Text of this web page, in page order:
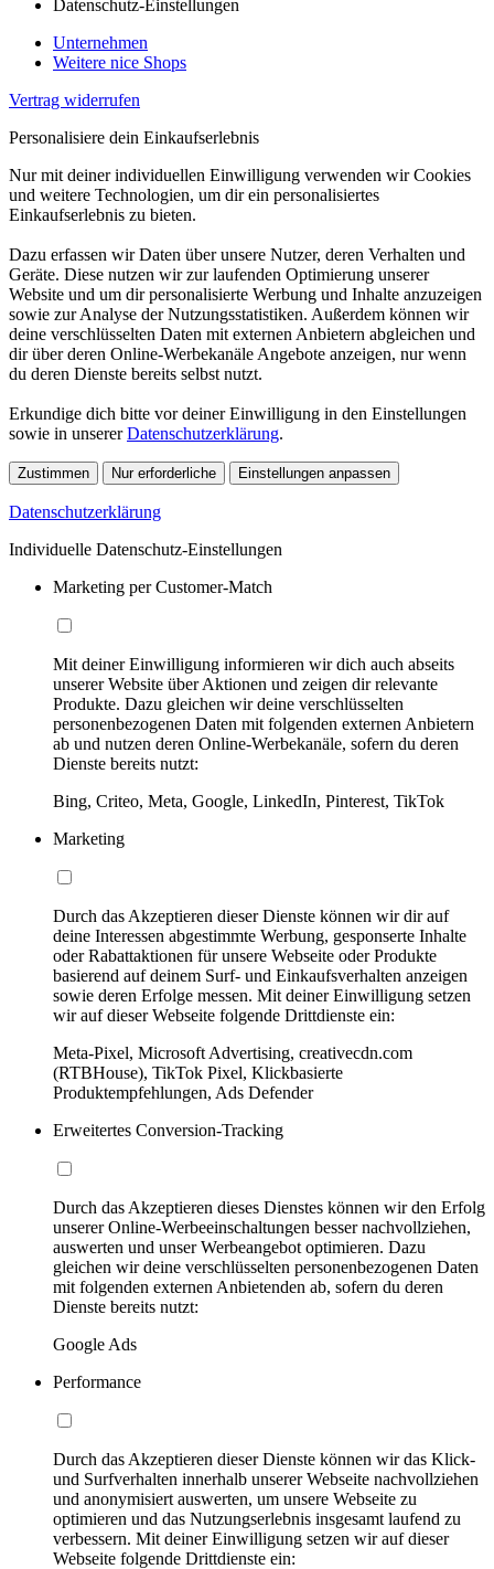
Datenschutz-Einstellungen
Unternehmen
Weitere nice Shops
Vertrag widerrufen
Personalisiere dein Einkaufserlebnis
Nur mit deiner individuellen Einwilligung verwenden wir Cookies
und weitere Technologien, um dir ein personalisiertes
Einkaufserlebnis zu bieten.
Dazu erfassen wir Daten über unsere Nutzer, deren Verhalten und
Geräte. Diese nutzen wir zur laufenden Optimierung unserer
Website und um dir personalisierte Werbung und Inhalte anzuzeigen
sowie zur Analyse der Nutzungsstatistiken. Außerdem können wir
deine verschlüsselten Daten mit externen Anbietern abgleichen und
dir über deren Online-Werbekanäle Angebote anzeigen, nur wenn
du deren Dienste bereits selbst nutzt.
Erkundige dich bitte vor deiner Einwilligung in den Einstellungen
sowie in unsererDatenschutzerklärung.
Zustimmen Nur erforderliche Einstellungen anpassen
Datenschutzerklärung
Individuelle Datenschutz-Einstellungen
Marketing per Customer-Match
Mit deiner Einwilligung informieren wir dich auch abseits
unserer Website über Aktionen und zeigen dir relevante
Produkte. Dazu gleichen wir deine verschlüsselten
personenbezogenen Daten mit folgenden externen Anbietern
ab und nutzen deren Online-Werbekanäle, sofern du deren
Dienste bereits nutzt:
Bing, Criteo, Meta, Google, LinkedIn, Pinterest, TikTok
Marketing
Durch das Akzeptieren dieser Dienste können wir dir auf
deine Interessen abgestimmte Werbung, gesponserte Inhalte
oder Rabattaktionen für unsere Webseite oder Produkte
basierend auf deinem Surf- und Einkaufsverhalten anzeigen
sowie deren Erfolge messen. Mit deiner Einwilligung setzen
wir auf dieser Webseite folgende Drittdienste ein:
Meta-Pixel, Microsoft Advertising, creativecdn.com
(RTBHouse), TikTok Pixel, Klickbasierte
Produktempfehlungen, Ads Defender
Erweitertes Conversion-Tracking
Durch das Akzeptieren dieses Dienstes können wir den Erfolg
unserer Online-Werbeeinschaltungen besser nachvollziehen,
auswerten und unser Werbeangebot optimieren. Dazu
gleichen wir deine verschlüsselten personenbezogenen Daten
mit folgenden externen Anbietenden ab, sofern du deren
Dienste bereits nutzt:
Google Ads
Performance
Durch das Akzeptieren dieser Dienste können wir das Klick-
und Surfverhalten innerhalb unserer Webseite nachvollziehen
und anonymisiert auswerten, um unsere Webseite zu
optimieren und das Nutzungserlebnis insgesamt laufend zu
verbessern. Mit deiner Einwilligung setzen wir auf dieser
Webseite folgende Drittdienste ein: